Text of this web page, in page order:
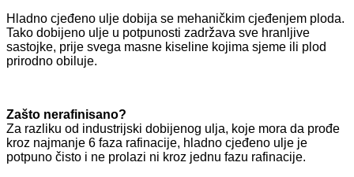
Hladno cjeđeno ulje dobija se mehaničkim cjeđenjem ploda.
Tako dobijeno ulje u potpunosti zadržava sve hranljive
sastojke, prije svega masne kiseline kojima sjeme ili plod
prirodno obiluje.
Zašto nerafinisano?
Za razliku od industrijski dobijenog ulja, koje mora da prođe
kroz najmanje 6 faza rafinacije, hladno cjeđeno ulje je
potpuno čisto i ne prolazi ni kroz jednu fazu rafinacije.